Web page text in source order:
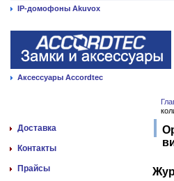
IP-домофоны Akuvox
Аксессуары Accordtec
Доставка
Контакты
Прайсы